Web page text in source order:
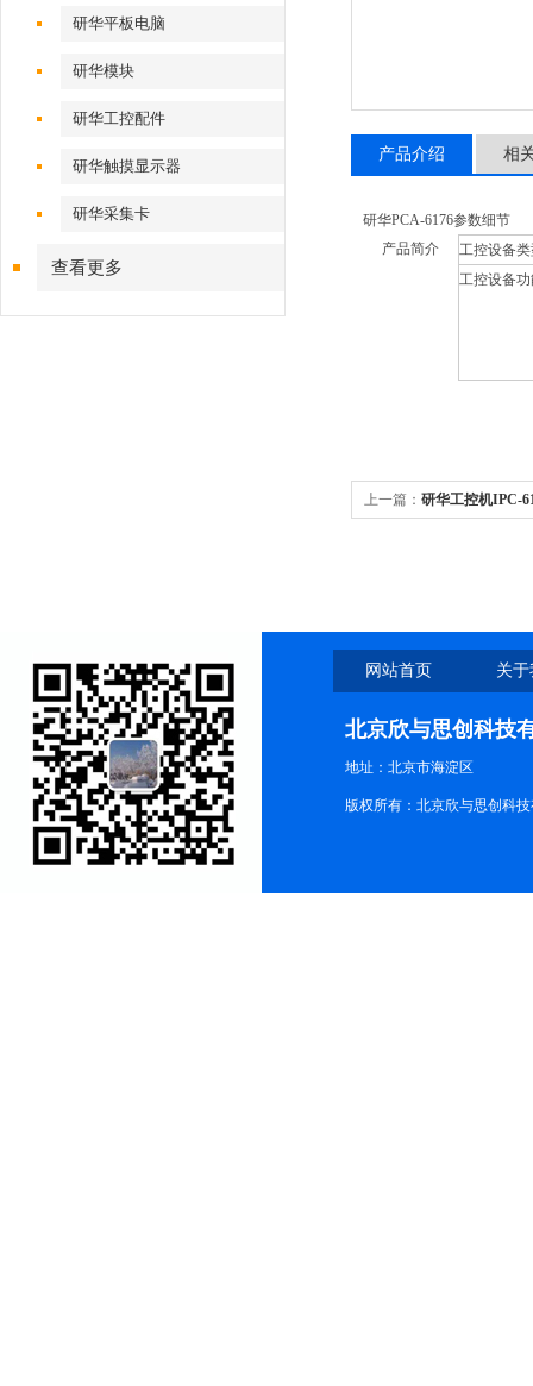
研华平板电脑
研华模块
研华工控配件
研华触摸显示器
研华采集卡
查看更多
产品介绍 相
研华PCA-6176参数细节
产品简介
工控设备
工控设备
上一篇： 研华工控机IPC-
网站首页 关
北京欣与思创科技
地址：北京市海淀区
版权所有：北京欣与思创科